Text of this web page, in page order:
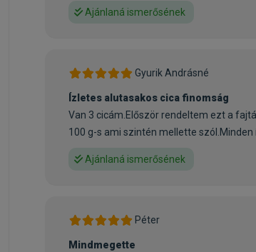
Ajánlaná ismerősének
Gyurik Andrásné
Ízletes alutasakos cica finomság
Van 3 cicám.Először rendeltem ezt a
100 g-s ami szintén mellette szól.Minden
Ajánlaná ismerősének
Péter
Mindmegette